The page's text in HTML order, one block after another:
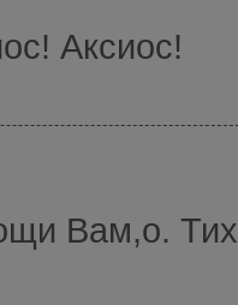
Аксиос!
Вам,о.